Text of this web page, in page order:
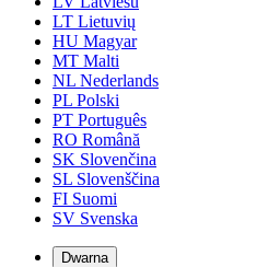
LT Lietuvių
HU Magyar
MT Malti
NL Nederlands
PL Polski
PT Português
RO Română
SK Slovenčina
SL Slovenščina
FI Suomi
SV Svenska
Dwarna